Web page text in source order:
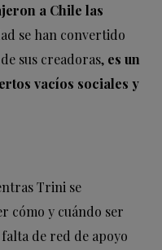
a Chile las
se han convertido
sus creadoras, es un
vacíos sociales y
Trini se
cómo y cuándo ser
de red de apoyo